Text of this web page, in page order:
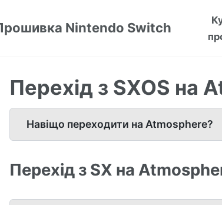
Nintendo Switch
Перехід з SXOS на
Навіщо переходити на Atmosphere?
Перехід з SX на